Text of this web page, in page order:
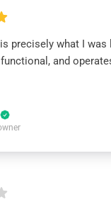
precisely what I was
and